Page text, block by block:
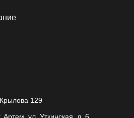
129
Артем, ул. Уткинская, д. 6